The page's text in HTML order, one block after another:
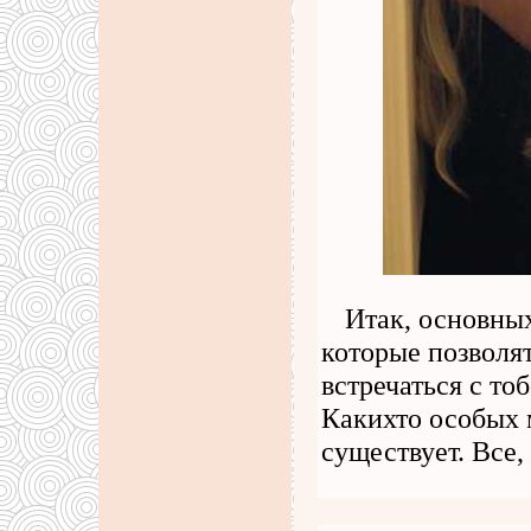
Итак,
которые
встречаться с
Какихто особых
существует.